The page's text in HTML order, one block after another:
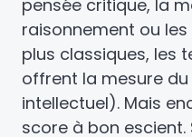
pensée critique, la
raisonnement ou
plus classiques, les
offrent la mesure
intellectuel). Mais
score à bon escient.